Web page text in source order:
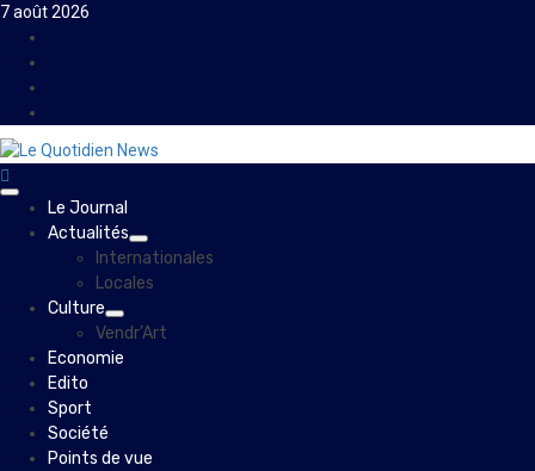
Skip
content
7 août 2026
Primary
Menu
Le Journal
Actualités
Internationales
Locales
Culture
Vendr’Art
Economie
Edito
Sport
Société
Points de vue